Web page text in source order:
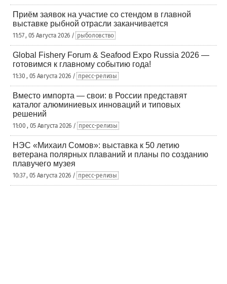
Приём заявок на участие со стендом в главной
выставке рыбной отрасли заканчивается
11:57 , 05 Августа 2026 / рыболовство
Global Fishery Forum & Seafood Expo Russia 2026 —
готовимся к главному событию года!
11:30 , 05 Августа 2026 / пресс-релизы
Вместо импорта — свои: в России представят
каталог алюминиевых инноваций и типовых
решений
11:00 , 05 Августа 2026 / пресс-релизы
НЭС «Михаил Сомов»: выставка к 50 летию
ветерана полярных плаваний и планы по созданию
плавучего музея
10:37 , 05 Августа 2026 / пресс-релизы